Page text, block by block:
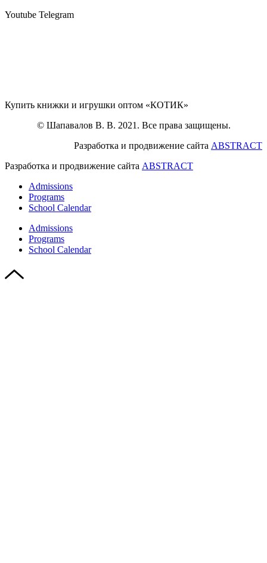
Youtube Telegram
Купить книжки и игрушки оптом «КОТИК»
© Шапавалов В. В. 2021. Все права защищены.
Разработка и продвижение сайта ABSTRACT
Разработка и продвижение сайта ABSTRACT
Admissions
Programs
School Calendar
Admissions
Programs
School Calendar